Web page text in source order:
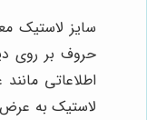
سایز لاستیک
حروف بر روی
اطلاعاتی
لاستیک به عرض